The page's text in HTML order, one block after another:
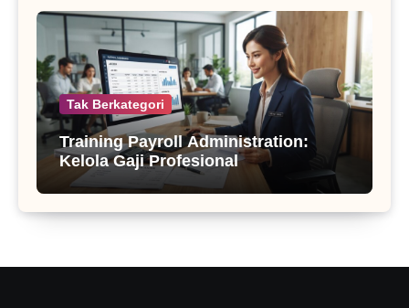
Tak Berkategori
Training Payroll Administration:
Kelola Gaji Profesional